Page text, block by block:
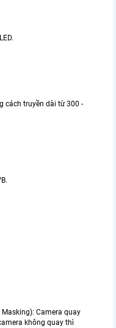
truyền dài từ 300 -
Camera quay
không quay thì